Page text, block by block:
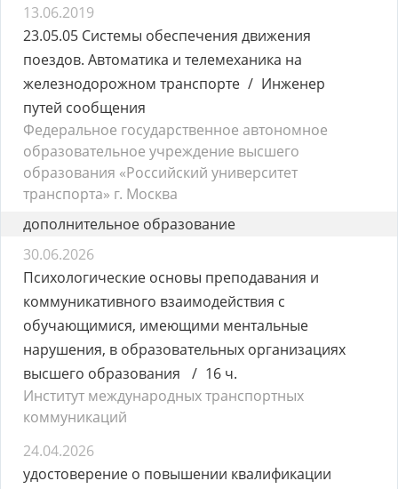
13.06.2019
23.05.05 Системы обеспечения движения
поездов. Автоматика и телемеханика на
железнодорожном транспорте
Инженер
путей сообщения
Федеральное государственное автономное
образовательное учреждение высшего
образования «Российский университет
транспорта» г. Москва
дополнительное образование
30.06.2026
Психологические основы преподавания и
коммуникативного взаимодействия с
обучающимися, имеющими ментальные
нарушения, в образовательных организациях
высшего образования
16 ч.
Институт международных транспортных
коммуникаций
24.04.2026
удостоверение о повышении квалификации